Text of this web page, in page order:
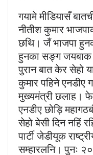
गयामे मीडियासँ
नीतीश कुमार
छथि। जँ भाजपा
हुनका सङ्ग जयबाक
पुरान बात केर सेहो
कुमार पहिने एनडीए
मुख्यमंत्री छलाह।
एनडीए छोड़ि
सेहो बेसी दिन
पार्टी जेडीयूक
सम्हारलनि। पुनः